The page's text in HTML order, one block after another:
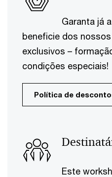
Garanta já
beneficie dos
exclusivos –
condições especiais!
Política de
Este